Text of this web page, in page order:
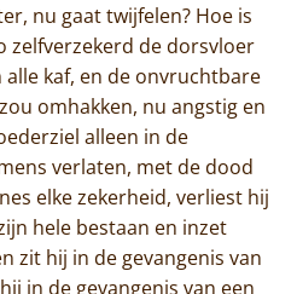
nu gaat twijfelen? Hoe is
zelfverzekerd de dorsvloer
kaf, en de onvruchtbare
omhakken, nu angstig en
alleen in de
verlaten, met de dood
elke zekerheid, verliest hij
hele bestaan en inzet
zit hij in de gevangenis van
in de gevangenis van een